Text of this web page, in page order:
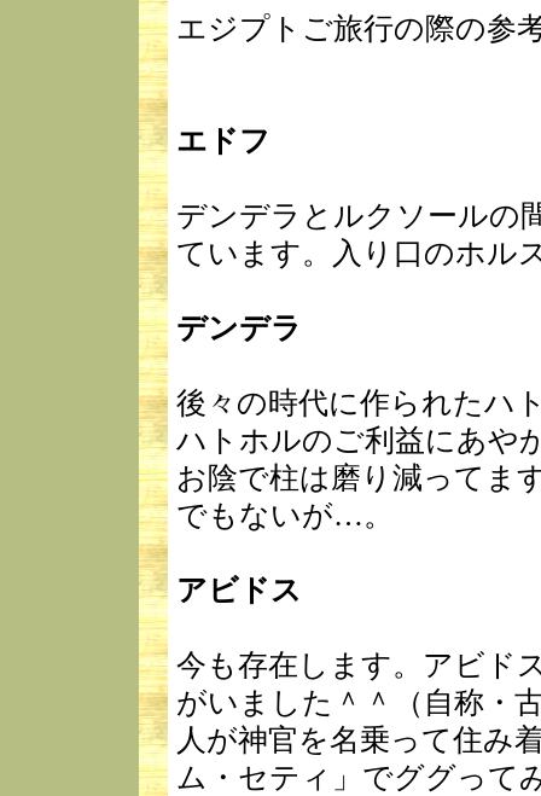
エジプトご旅行の際の参
エドフ
デンデラとルクソールの
ています。入り口のホル
デンデラ
後々の時代に作られたハ
ハトホルのご利益にあや
お陰で柱は磨り減ってま
でもないが…。
アビドス
今も存在します。アビド
がいました＾＾（自称・
人が神官を名乗って住
ム・セティ」でググって